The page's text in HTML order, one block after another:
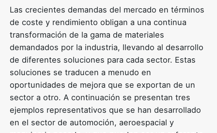
Las crecientes demandas del mercado en términos
de coste y rendimiento obligan a una continua
transformación de la gama de materiales
demandados por la industria, llevando al desarrollo
de diferentes soluciones para cada sector. Estas
soluciones se traducen a menudo en
oportunidades de mejora que se exportan de un
sector a otro. A continuación se presentan tres
ejemplos representativos que se han desarrollado
en el sector de automoción, aeroespacial y